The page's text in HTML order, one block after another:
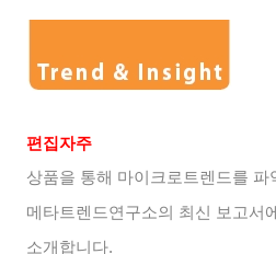
편집자주
상품을 통해 마이크로트렌드를 파
메타트렌드연구소의 최신 보고서
소개합니다.